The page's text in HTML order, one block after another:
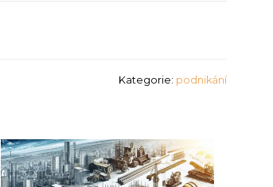
Kategorie: podnikání